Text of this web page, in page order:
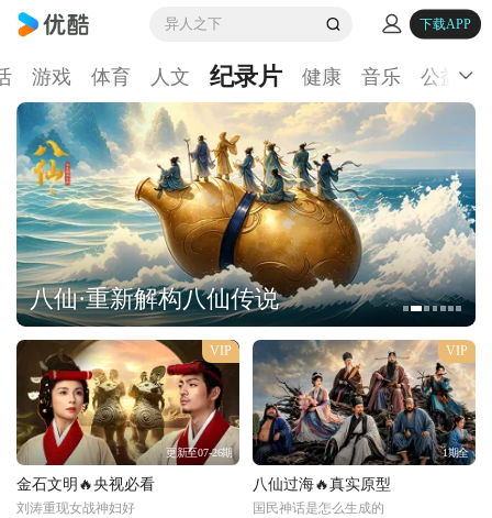
异人之下 下载APP
游戏 体育 人文 纪录片 健康 音乐 公益
八仙·重新解构八仙传说
VIP
更新至07-26期
金石文明🔥央视必看
刘涛重现女战神妇好
VIP
1期全
八仙过海🔥真实原型
国民神话是怎么生成的